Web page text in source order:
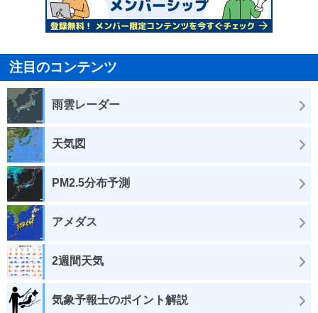
注目のコンテンツ
雨雲レーダー
天気図
PM2.5分布予測
アメダス
2週間天気
気象予報士のポイント解説